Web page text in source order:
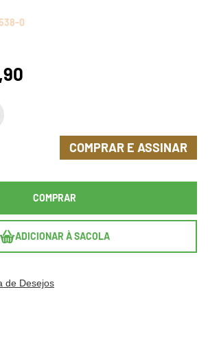
0
COMPRAR
ADICIONAR À SACOLA
COMPRAR E ASSINAR
de Desejos